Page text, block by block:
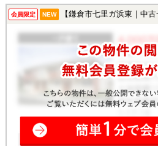
会員限定 NEW 【鎌倉市七里ガ浜東｜中古